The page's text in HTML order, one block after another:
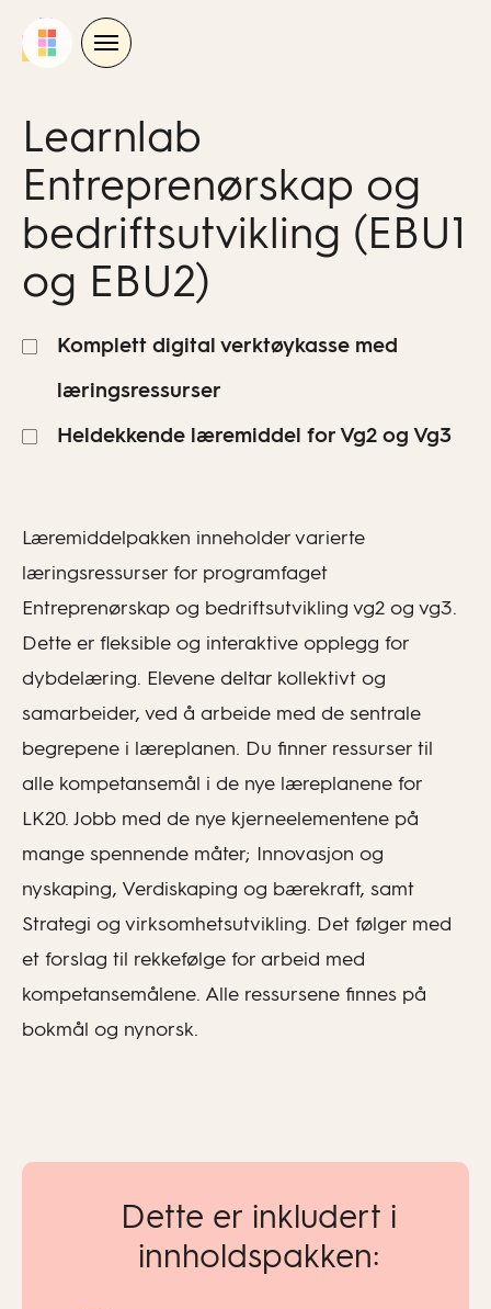
Learnlab
Entreprenørskap og
bedriftsutvikling (EBU1
og EBU2)
Komplett digital verktøykasse med
læringsressurser
Heldekkende læremiddel for Vg2 og Vg3
Læremiddelpakken inneholder varierte
læringsressurser for programfaget
Entreprenørskap og bedriftsutvikling vg2 og vg3.
Dette er fleksible og interaktive opplegg for
dybdelæring. Elevene deltar kollektivt og
samarbeider, ved å arbeide med de sentrale
begrepene i læreplanen. Du finner ressurser til
alle kompetansemål i de nye læreplanene for
LK20. Jobb med de nye kjerneelementene på
mange spennende måter; Innovasjon og
nyskaping, Verdiskaping og bærekraft, samt
Strategi og virksomhetsutvikling. Det følger med
et forslag til rekkefølge for arbeid med
kompetansemålene. Alle ressursene finnes på
bokmål og nynorsk.
Dette er inkludert i
innholdspakken: